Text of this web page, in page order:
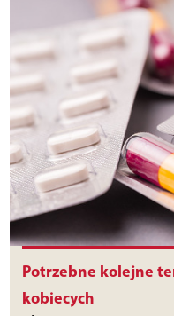
Potrzebne kolejne
kobiecych